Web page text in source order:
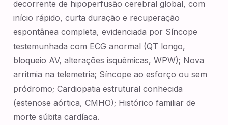
decorrente de hipoperfusão cerebral global, com
início rápido, curta duração e recuperação
espontânea completa, evidenciada por Síncope
testemunhada com ECG anormal (QT longo,
bloqueio AV, alterações isquêmicas, WPW); Nova
arritmia na telemetria; Síncope ao esforço ou sem
pródromo; Cardiopatia estrutural conhecida
(estenose aórtica, CMHO); Histórico familiar de
morte súbita cardíaca.